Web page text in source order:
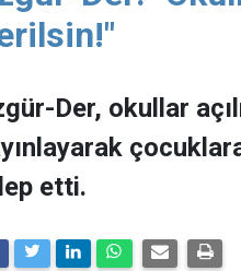
Der, okullar
etti.